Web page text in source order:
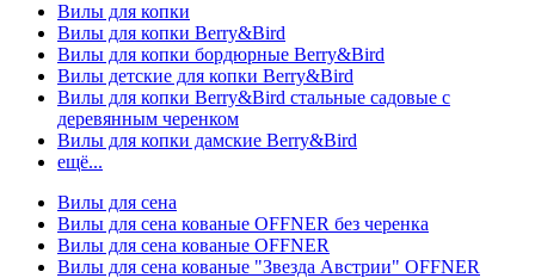
Вилы для копки
Вилы для копки Berry&Bird
Вилы для копки бордюрные Berry&Bird
Вилы детские для копки Berry&Bird
Вилы для копки Berry&Bird стальные садовые с
деревянным черенком
Вилы для копки дамские Berry&Bird
ещё...
Вилы для сена
Вилы для сена кованые OFFNER без черенка
Вилы для сена кованые OFFNER
Вилы для сена кованые "Звезда Австрии" OFFNER